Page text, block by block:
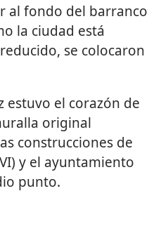
al fondo del barranco
la ciudad está
se colocaron
estuvo el corazón de
original
construcciones de
y el ayuntamiento
punto.